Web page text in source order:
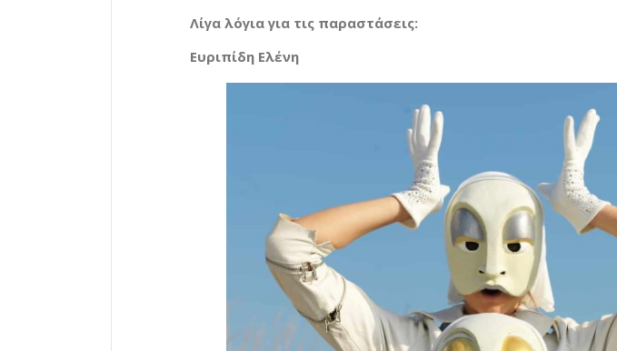
Λίγα λόγια για τις παραστάσεις:
Ευριπίδη Ελένη